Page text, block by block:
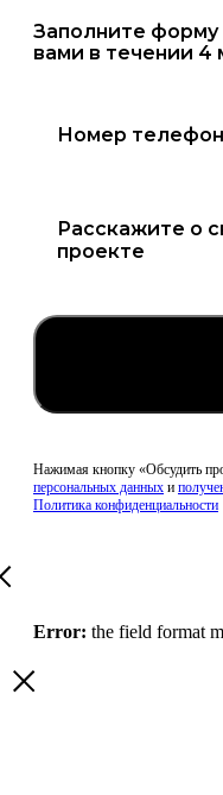
Заполните
вами в течении 4
Нажимая кнопку «Обсудить
персональных данных и
Политика конфиденциальности
Error: the field format